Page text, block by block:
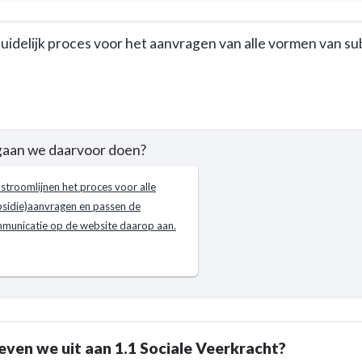
proces voor het aanvragen van alle vormen van
we daarvoor doen?
het proces voor alle
en passen de
op de website daarop aan.
we uit aan 1.1 Sociale Veerkracht?